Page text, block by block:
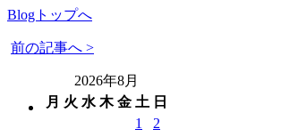
Blogトップへ
前の記事へ >
2026年8月
月 火 水 木 金 土 日
1
2